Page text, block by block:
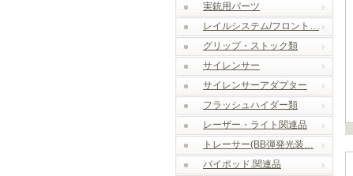
実銃用パーツ
レイルシステム/フロント…
グリップ・ストック類
サイレンサー
サイレンサーアダプター
フラッシュハイダー類
レーザー・ライト関連品
トレーサー(BB弾発光装…
バイポッド.関連品